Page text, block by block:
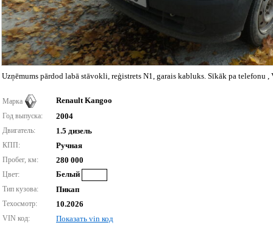
Uzņēmums pārdod labā stāvokli, reģistrets N1, garais kabluks. Sīkāk pa telefonu ,
Марка Renault Kangoo
Год выпуска: 2004
Двигатель: 1.5 дизель
КПП: Ручная
Пробег, км: 280 000
Цвет: Белый
Тип кузова: Пикап
Техосмотр: 10.2026
VIN код: Показать vin код